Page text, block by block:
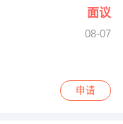
面议
08-07
申请